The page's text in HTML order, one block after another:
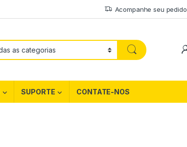
Acompanhe seu pedido
SUPORTE CONTATE-NOS